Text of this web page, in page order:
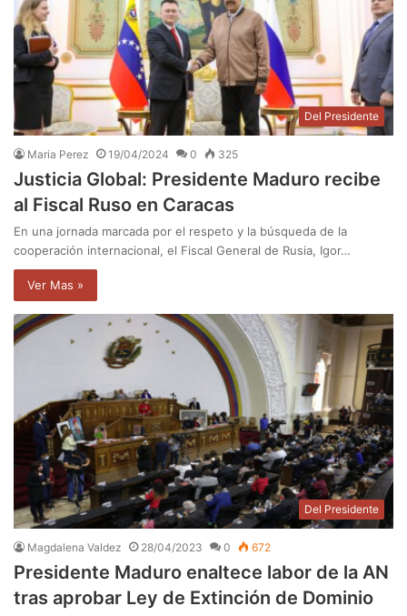
Del Presidente
Maria Perez 19/04/2024 0 325
Justicia Global: Presidente Maduro recibe
al Fiscal Ruso en Caracas
En una jornada marcada por el respeto y la búsqueda de la
cooperación internacional, el Fiscal General de Rusia, Igor…
Ver Mas »
Del Presidente
Magdalena Valdez 28/04/2023 0 672
Presidente Maduro enaltece labor de la AN
tras aprobar Ley de Extinción de Dominio